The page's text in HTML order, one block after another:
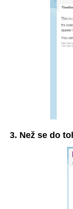
3. Než se do